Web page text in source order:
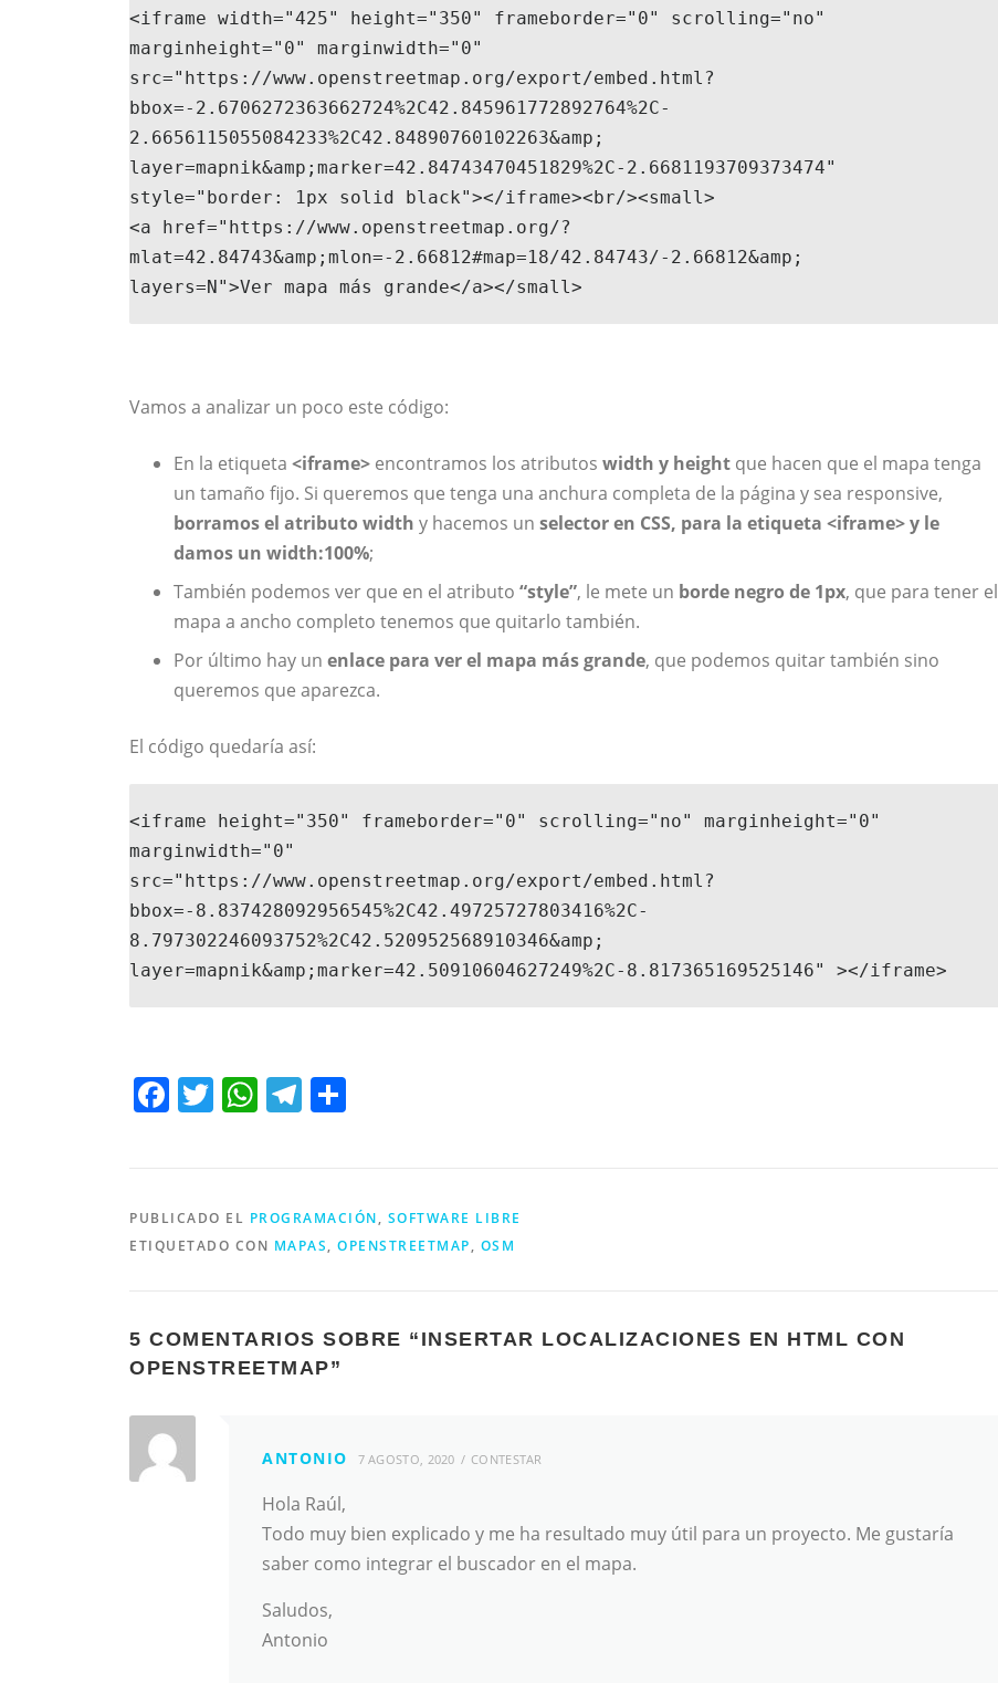
<iframe width="425" height="350" frameborder="0" scrolling="no"
marginheight="0" marginwidth="0"
src="https://www.openstreetmap.org/export/embed.html?
bbox=-2.6706272363662724%2C42.845961772892764%2C-
2.6656115055084233%2C42.84890760102263&amp;
layer=mapnik&amp;marker=42.84743470451829%2C-2.6681193709373474"
style="border: 1px solid black"></iframe><br/><small>
<a href="https://www.openstreetmap.org/?
mlat=42.84743&amp;mlon=-2.66812#map=18/42.84743/-2.66812&amp;
layers=N">Ver mapa más grande</a></small>
Vamos a analizar un poco este código:
En la etiqueta <iframe> encontramos los atributos width y height que hacen que el mapa tenga
un tamaño fijo. Si queremos que tenga una anchura completa de la página y sea responsive,
borramos el atributo width y hacemos un selector en CSS, para la etiqueta <iframe> y le
damos un width:100%;
También podemos ver que en el atributo “style”, le mete un borde negro de 1px, que para tener el
mapa a ancho completo tenemos que quitarlo también.
Por último hay un enlace para ver el mapa más grande, que podemos quitar también sino
queremos que aparezca.
El código quedaría así:
<iframe height="350" frameborder="0" scrolling="no" marginheight="0"
marginwidth="0"
src="https://www.openstreetmap.org/export/embed.html?
bbox=-8.837428092956545%2C42.49725727803416%2C-
8.797302246093752%2C42.520952568910346&amp;
layer=mapnik&amp;marker=42.50910604627249%2C-8.817365169525146" ></iframe>
Facebook
Twitter
WhatsApp
Telegram
PUBLICADO EL PROGRAMACIÓN, SOFTWARE LIBRE
ETIQUETADO CON MAPAS, OPENSTREETMAP, OSM
5 COMENTARIOS SOBRE “ INSERTAR LOCALIZACIONES EN HTML CON
OPENSTREETMAP”
ANTONIO 7 AGOSTO, 2020 CONTESTAR
Hola Raúl,
Todo muy bien explicado y me ha resultado muy útil para un proyecto. Me gustaría
saber como integrar el buscador en el mapa.
Saludos,
Antonio